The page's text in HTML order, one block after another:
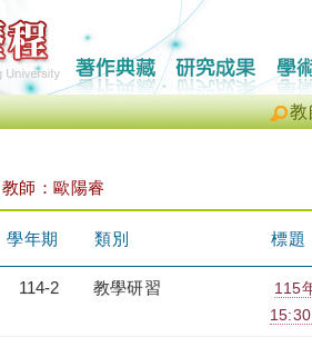
教
師：歐陽睿
學年期 類別 標題
114-2 教學研習
115